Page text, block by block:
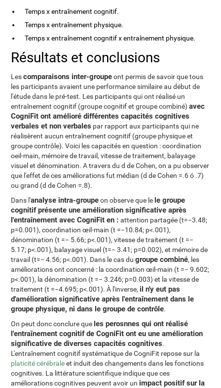
Temps x entraînement cognitif.
Temps x entraînement physique.
Temps x entraînement cognitif x entraînement physique.
Résultats et conclusions
Lescomparaisons inter-groupeont permis de savoir que tous
les participants avaient une performance similaire au début de
l'étude dans le pré-test. Les participants qui ont réalisé un
entraînement cognitif (groupe cognitif et groupe combiné)avec
CogniFit ont amélioré différentes capacités cognitives
verbales et non verbales par rapport aux participants qui ne
réalisèrent aucun entraînement cognitif (groupe physique et
groupe contrôle). Voici les capacités en question : coordination
oeil-main, mémoire de travail, vitesse de traitement, balayage
visuel et dénomination. A travers du d de Cohen, on a pu observer
que l'effet de ces améliorations fut médian (d de Cohen =.6 ó .7)
ou grand (d de Cohen =.8).
Dans l'analyse intra-groupeon observe que le le groupe
cognitif présente une amélioration significative après
l'entraînement avec CogniFit en :attention partagée (t=−3.48;
p=0.001), coordination œil-main (t =−10.84; p<.001),
dénomination (t =− 5.66; p<.001), vitesse de traitement (t =−
5.17; p<.001), balayage visuel (t=− 3.41; p=0.002), et mémoire de
travail (t=− 4.56; p<.001). Dans le cas dugroupe combiné, les
améliorations ont concerné : la coordination œil-main (t =− 9.602;
p<.001), la dénomination (t =− 3.246; p=0.003) et la vitesse de
traitement (t =−4.695; p<.001). À l'inverse, il n'y eut pas
d'amélioration significative après l'entraînement dans le
groupe physique, ni dans le groupe de contrôle.
On peut donc conclure que les perosnnes qui ont réalisé
l'entraînement cognitif de CogniFit ont eu une amélioration
significative de diverses capacités cognitives.
L'entraînement cognitif systématique de CogniFit repose sur la
platicité cérébraleet induit des changements dans les fonctions
cognitives. La littérature scientifique indique que ces
améliorations cognitives peuvent avoir un impact positif sur la